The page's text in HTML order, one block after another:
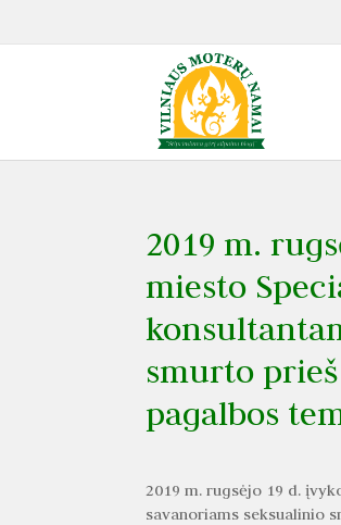
2019 m.
miesto
smurto
pagalbos
2019 m. rugsėjo 19 d.
savanoriams seksualinio